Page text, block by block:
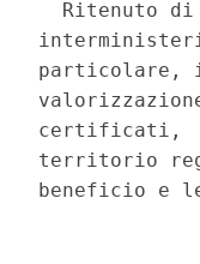
Ritenuto
particolare,
certificati,
territorio
beneficio e